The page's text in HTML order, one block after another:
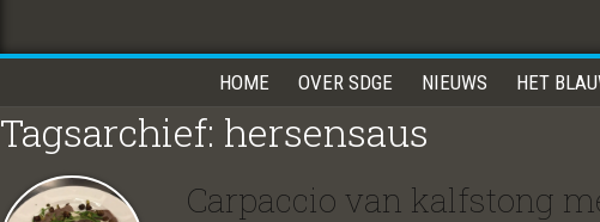
HOME OVER SDGE NIEUWS HET
Tagsarchief: hersensaus
Carpaccio van kalfstong